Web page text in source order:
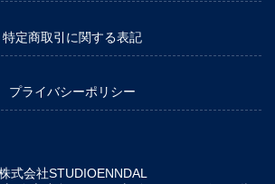
特定商取引に関する表記
プライバシーポリシー
式会社STUDIOENNDAL